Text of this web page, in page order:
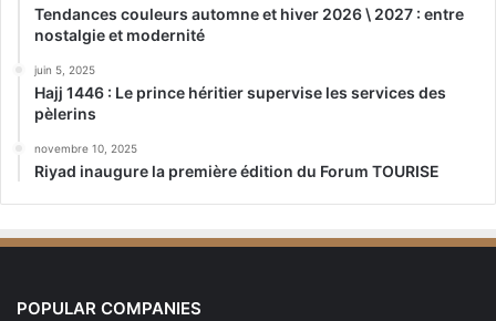
Tendances couleurs automne et hiver 2026 \ 2027 : entre
nostalgie et modernité
juin 5, 2025
Hajj 1446 : Le prince héritier supervise les services des
pèlerins
novembre 10, 2025
Riyad inaugure la première édition du Forum TOURISE
POPULAR COMPANIES